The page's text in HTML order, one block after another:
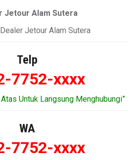
Jetour Alam Sutera
Jetour Alam Sutera
Telp
7752-xxxx
Untuk Langsung Menghubungi”
WA
7752-xxxx